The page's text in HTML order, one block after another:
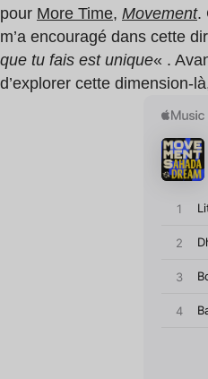
pour More Time, Movement.
m’a encouragé dans cette
que tu fais est unique« .
d’explorer cette dimension-